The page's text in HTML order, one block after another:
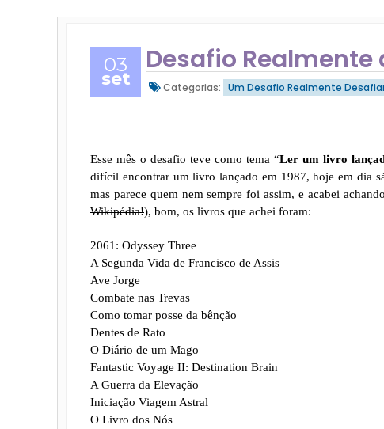
03
set
Desafio
Categorias: Um Desafio Realmente
Esse mês o desafio teve como tema “Ler um livro
difícil encontrar um livro lançado em 1987, hoje em dia
mas parece quem nem sempre foi assim, e acabei
Wikipédia!), bom, os livros que achei foram:
2061: Odyssey Three
A Segunda Vida de Francisco de Assis
Ave Jorge
Combate nas Trevas
Como tomar posse da bênção
Dentes de Rato
O Diário de um Mago
Fantastic Voyage II: Destination Brain
A Guerra da Elevação
Iniciação Viagem Astral
O Livro dos Nós